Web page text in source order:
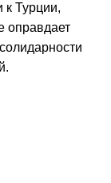
к Турции,
оправдает